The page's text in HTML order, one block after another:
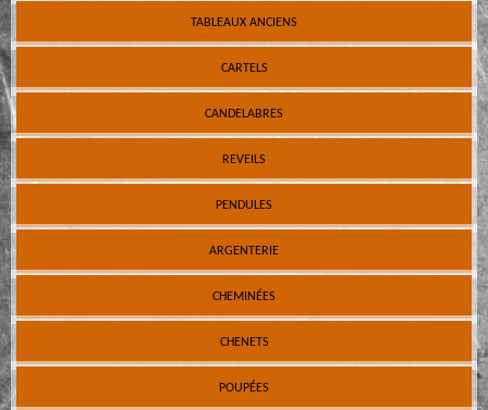
TABLEAUX ANCIENS
CARTELS
CANDELABRES
REVEILS
PENDULES
ARGENTERIE
CHEMINÉES
CHENETS
POUPÉES